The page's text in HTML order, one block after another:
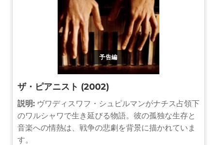
予告編
ザ・ピアニスト (2002)
説明: ヴワディスワフ・シュピルマンがナチス占領下
のワルシャワで生き延びる物語。彼の孤独な生存と
音楽への情熱は、戦争の悲劇を背景に描かれていま
す。